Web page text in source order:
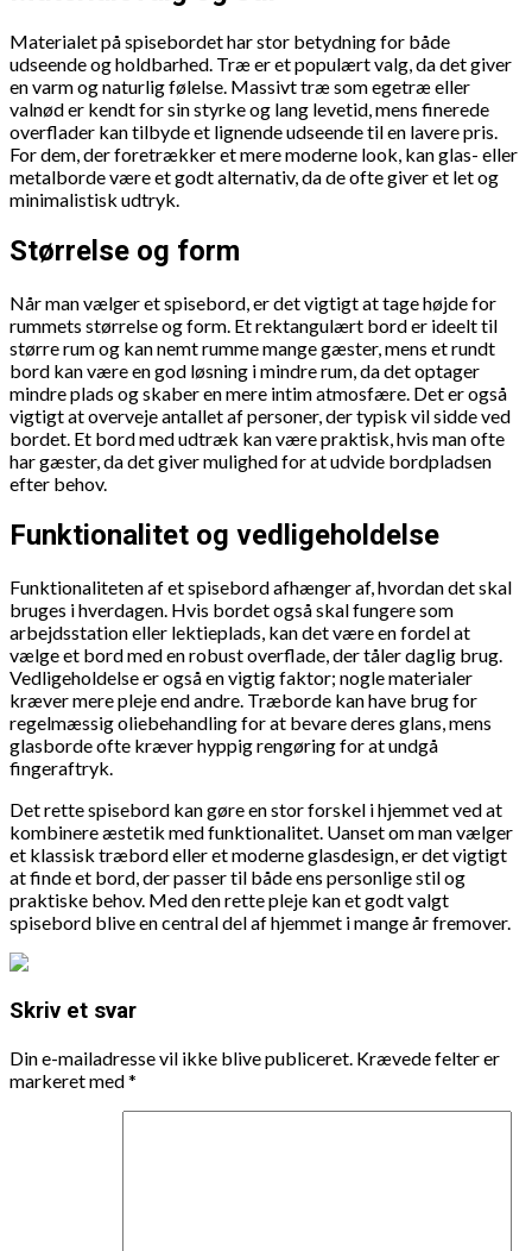
Materialet på spisebordet har stor betydning for både
udseende og holdbarhed. Træ er et populært valg, da det giver
en varm og naturlig følelse. Massivt træ som egetræ eller
valnød er kendt for sin styrke og lang levetid, mens finerede
overflader kan tilbyde et lignende udseende til en lavere pris.
For dem, der foretrækker et mere moderne look, kan glas- eller
metalborde være et godt alternativ, da de ofte giver et let og
minimalistisk udtryk.
Størrelse og form
Når man vælger et spisebord, er det vigtigt at tage højde for
rummets størrelse og form. Et rektangulært bord er ideelt til
større rum og kan nemt rumme mange gæster, mens et rundt
bord kan være en god løsning i mindre rum, da det optager
mindre plads og skaber en mere intim atmosfære. Det er også
vigtigt at overveje antallet af personer, der typisk vil sidde ved
bordet. Et bord med udtræk kan være praktisk, hvis man ofte
har gæster, da det giver mulighed for at udvide bordpladsen
efter behov.
Funktionalitet og vedligeholdelse
Funktionaliteten af et spisebord afhænger af, hvordan det skal
bruges i hverdagen. Hvis bordet også skal fungere som
arbejdsstation eller lektieplads, kan det være en fordel at
vælge et bord med en robust overflade, der tåler daglig brug.
Vedligeholdelse er også en vigtig faktor; nogle materialer
kræver mere pleje end andre. Træborde kan have brug for
regelmæssig oliebehandling for at bevare deres glans, mens
glasborde ofte kræver hyppig rengøring for at undgå
fingeraftryk.
Det rette spisebord kan gøre en stor forskel i hjemmet ved at
kombinere æstetik med funktionalitet. Uanset om man vælger
et klassisk træbord eller et moderne glasdesign, er det vigtigt
at finde et bord, der passer til både ens personlige stil og
praktiske behov. Med den rette pleje kan et godt valgt
spisebord blive en central del af hjemmet i mange år fremover.
Skriv et svar
Din e-mailadresse vil ikke blive publiceret. Krævede felter er
markeret med*